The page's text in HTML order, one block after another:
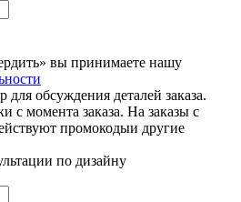
вы принимаете нашу
обсуждения деталей заказа.
с момента заказа. На заказы с
промокодыи другие
по дизайну